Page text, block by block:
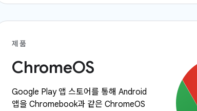
제품
ChromeOS
Google Play 앱 스토어를 통해 Android
앱을 Chromebook과 같은 ChromeOS